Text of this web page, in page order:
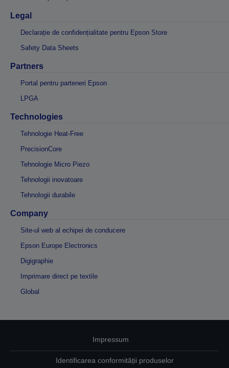
Legal
Declarație de confidențialitate pentru Epson Store
Safety Data Sheets
Partners
Portal pentru parteneri Epson
LPGA
Technologies
Tehnologie Heat-Free
PrecisionCore
Tehnologie Micro Piezo
Tehnologii inovatoare
Tehnologii durabile
Company
Site-ul web al echipei de conducere
Epson Europe Electronics
Digigraphie
Imprimare direct pe textile
Global
Impressum
Identificarea conformității produselor